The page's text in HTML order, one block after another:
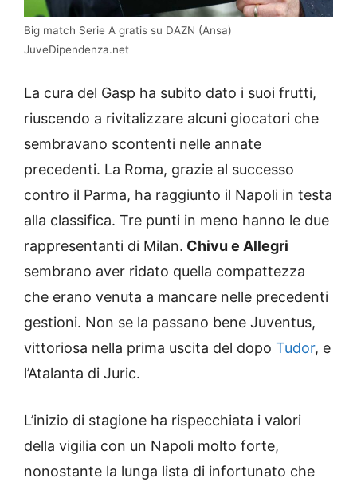
Big match Serie A gratis su DAZN (Ansa)
JuveDipendenza.net
La cura del Gasp ha subito dato i suoi frutti,
riuscendo a rivitalizzare alcuni giocatori che
sembravano scontenti nelle annate
precedenti. La Roma, grazie al successo
contro il Parma, ha raggiunto il Napoli in testa
alla classifica. Tre punti in meno hanno le due
rappresentanti di Milan. Chivu e Allegri
sembrano aver ridato quella compattezza
che erano venuta a mancare nelle precedenti
gestioni. Non se la passano bene Juventus,
vittoriosa nella prima uscita del dopo Tudor, e
l’Atalanta di Juric.
L’inizio di stagione ha rispecchiata i valori
della vigilia con un Napoli molto forte,
nonostante la lunga lista di infortunato che